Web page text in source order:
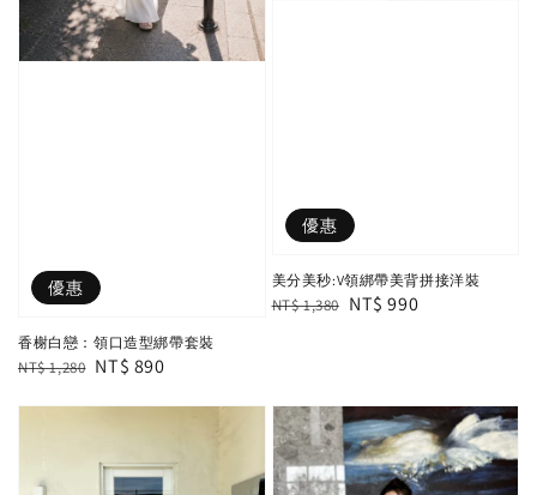
優惠
香榭白戀：領口造型綁帶套裝
Regular
NT$ 1,280 Sale
NT$ 890
優惠
美分美秒:V領綁帶美背拼接洋裝
Regular
NT$ 1,380 Sale
NT$ 990